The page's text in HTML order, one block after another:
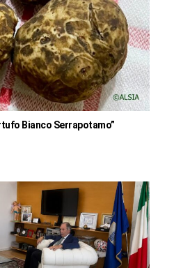
Bianco Serrapotamo”